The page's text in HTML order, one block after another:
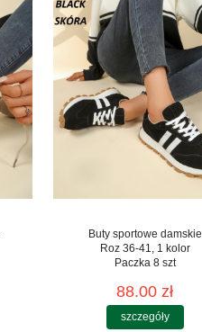
Buty sportowe damskie
Roz 36-41, 1 kolor
Paczka 8 szt
88.00 zł
szczegóły